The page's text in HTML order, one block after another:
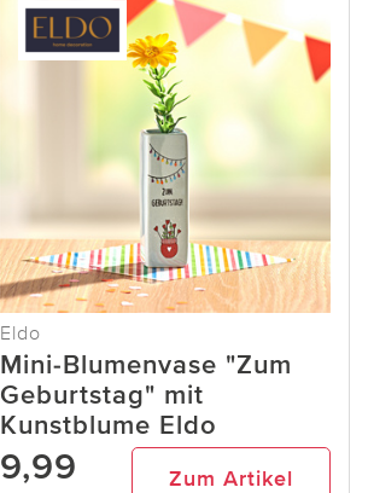
Eldo
Mini-Blumenvase "Zum
Geburtstag" mit
Kunstblume Eldo
9,99 Zum Artikel